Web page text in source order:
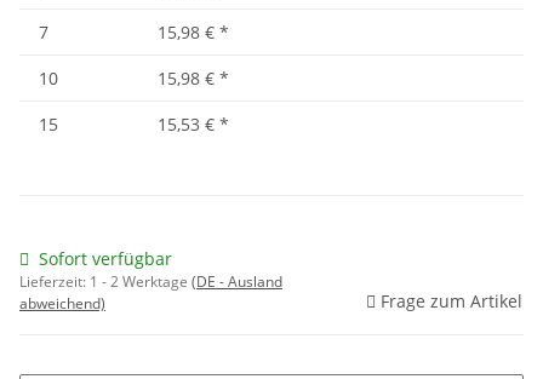
7
15,98 € *
10
15,98 € *
15
15,53 € *
Sofort verfügbar
Lieferzeit: 1 - 2 Werktage (DE - Ausland
abweichend)
Frage zum Artikel